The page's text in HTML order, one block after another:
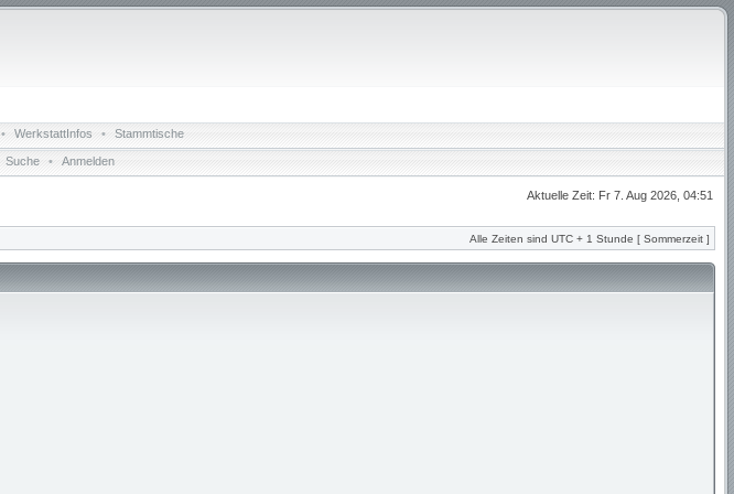
• WerkstattInfos • Stammtische
Suche • Anmelden
Aktuelle Zeit: Fr 7. Aug 2026, 04:51
Alle Zeiten sind UTC + 1 Stunde [ Sommerzeit ]